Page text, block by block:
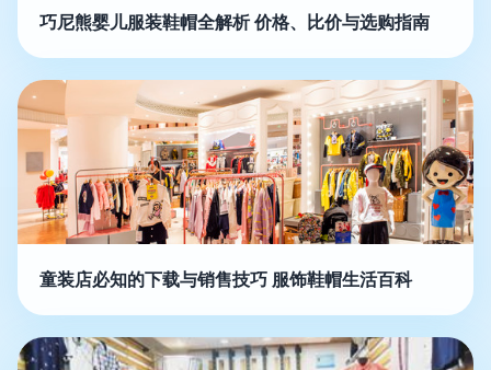
巧尼熊婴儿服装鞋帽全解析 价格、比价与选购指南
童装店必知的下载与销售技巧 服饰鞋帽生活百科